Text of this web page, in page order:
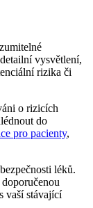
vysvětlení,
rizika či
o rizicích
do
pro pacienty,
léků.
vaší stávající